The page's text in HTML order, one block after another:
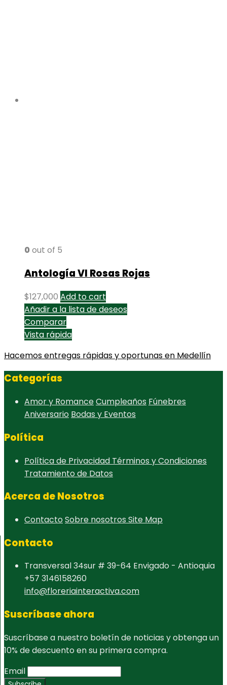
0 out of 5
Antología VI Rosas Rojas
$127,000 Add to cart
Añadir a la lista de deseos
Comparar
Vista rápida
Hacemos entregas rápidas y oportunas en Medellín
Categorías
Amor y RomanceCumpleaños Fúnebres
Aniversario Bodas y Eventos
Política
Política de Privacidad Términos y Condiciones
Tratamiento de Datos
Acerca de Nosotros
ContactoSobre nosotros Site Map
Contacto
Transversal 34sur # 39-64 Envigado - Antioquia
+57 3146158260
info@floreriainteractiva.com
Suscríbase ahora
Suscríbase a nuestro boletín de noticias y obtenga un
10% de descuento en su primera compra.
Email